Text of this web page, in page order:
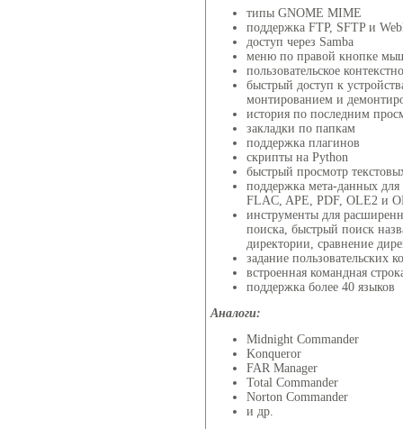
типы GNOME MIME
поддержка FTP, SFTP и
доступ через Samba
меню по правой кнопке
пользовательское
быстрый доступ к
монтированием и
история по последним
закладки по папкам
поддержка плагинов
скрипты на Python
быстрый просмотр
поддержка мета-данных
FLAC, APE, PDF, OLE2 и
инструменты для
поиска, быстрый поиск
директории, сравнение
задание пользовательских
встроенная командная
поддержка более 40 языков
Аналоги:
Midnight Commander
Konqueror
FAR Manager
Total Commander
Norton Commander
и др.